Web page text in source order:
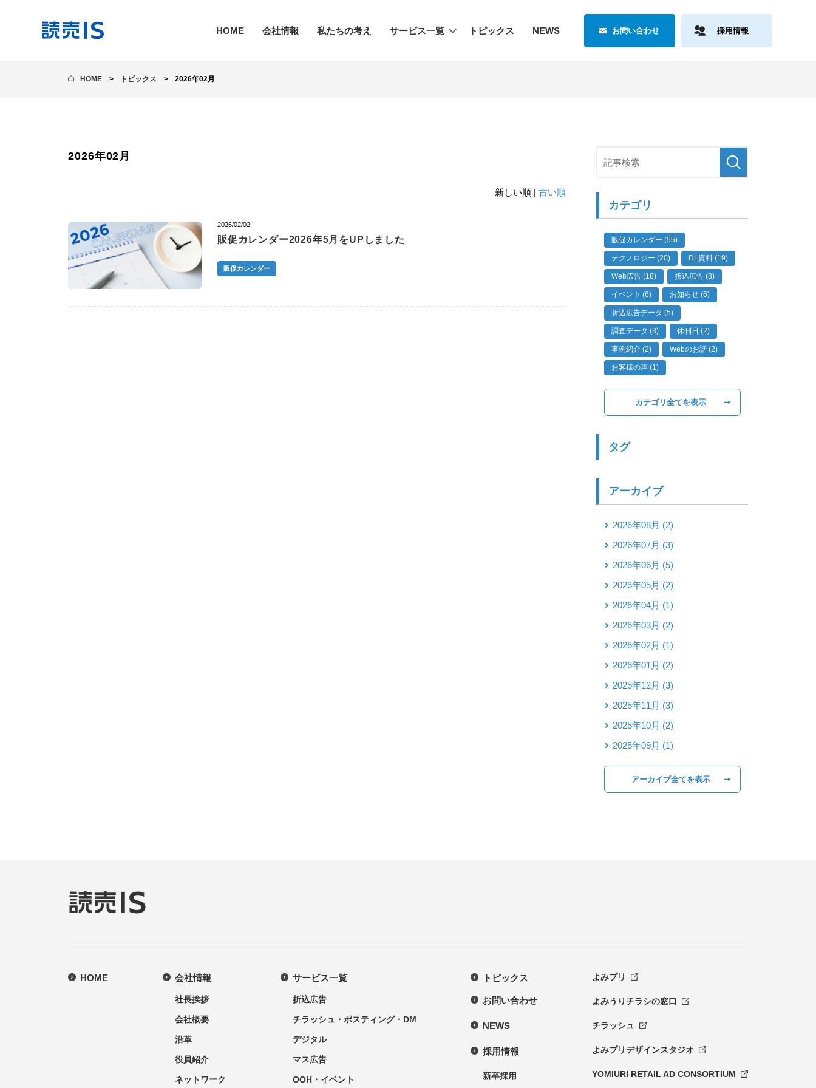
HOME 会社情報 私たちの考え サービス一覧 トピックス NEWS お問い合わせ 採用情報
HOME トピックス 2026年02月
2026年02月
新しい順 | 古い順
2026/02/02
販促カレンダー2026年5月をUPしました
販促カレンダー
カテゴリ
販促カレンダー (55)
テクノロジー (20) DL資料 (19)
Web広告 (18) 折込広告 (8)
イベント (6) お知らせ (6)
折込広告データ (5)
調査データ (3) 休刊日 (2)
事例紹介 (2) Webのお話 (2)
お客様の声 (1)
カテゴリ全てを表示
タグ
アーカイブ
2026年08月 (2)
2026年07月 (3)
2026年06月 (5)
2026年05月 (2)
2026年04月 (1)
2026年03月 (2)
2026年02月 (1)
2026年01月 (2)
2025年12月 (3)
2025年11月 (3)
2025年10月 (2)
2025年09月 (1)
アーカイブ全てを表示
HOME 会社情報
社長挨拶
会社概要
沿革
役員紹介
ネットワーク
サービス一覧
折込広告
チラッシュ・ポスティング・DM
デジタル
マス広告
OOH・イベント
トピックス
お問い合わせ
NEWS
採用情報
新卒採用
よみプリ
よみうりチラシの窓口
チラッシュ
よみプリデザインスタジオ
YOMIURI RETAIL AD CONSORTIUM